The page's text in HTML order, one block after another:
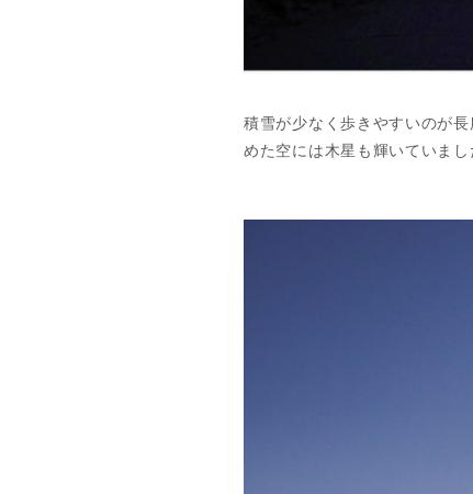
積雪が少なく歩きやすいのが
めた空には木星も輝いていまし